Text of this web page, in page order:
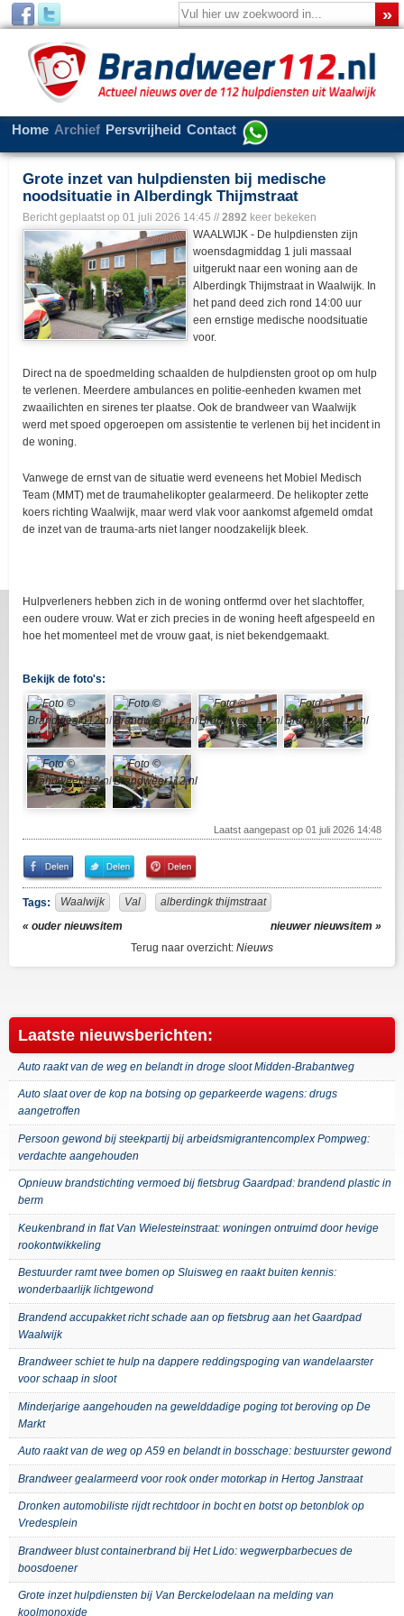
Home Archief Persvrijheid Contact
Grote inzet van hulpdiensten bij medische
noodsituatie in Alberdingk Thijmstraat
Bericht geplaatst op 01 juli 2026 14:45 // 2892 keer bekeken
WAALWIJK - De hulpdiensten zijn
woensdagmiddag 1 juli massaal
uitgerukt naar een woning aan de
Alberdingk Thijmstraat in Waalwijk. In
het pand deed zich rond 14:00 uur
een ernstige medische noodsituatie
voor.
Direct na de spoedmelding schaalden de hulpdiensten groot op om hulp
te verlenen. Meerdere ambulances en politie-eenheden kwamen met
zwaailichten en sirenes ter plaatse. Ook de brandweer van Waalwijk
werd met spoed opgeroepen om assistentie te verlenen bij het incident in
de woning.
Vanwege de ernst van de situatie werd eveneens het Mobiel Medisch
Team (MMT) met de traumahelikopter gealarmeerd. De helikopter zette
koers richting Waalwijk, maar werd vlak voor aankomst afgemeld omdat
de inzet van de trauma-arts niet langer noodzakelijk bleek.
Hulpverleners hebben zich in de woning ontfermd over het slachtoffer,
een oudere vrouw. Wat er zich precies in de woning heeft afgespeeld en
hoe het momenteel met de vrouw gaat, is niet bekendgemaakt.
Bekijk de foto's:
Laatst aangepast op 01 juli 2026 14:48
Share
on
Facebook
Share
on
Twitter
Pin
It!
Tags: Waalwijk Val
alberdingk thijmstraat
« ouder nieuwsitem
nieuwer nieuwsitem »
Terug naar overzicht: Nieuws
Laatste nieuwsberichten:
Auto raakt van de weg en belandt in droge sloot Midden-Brabantweg
Auto slaat over de kop na botsing op geparkeerde wagens: drugs
aangetroffen
Persoon gewond bij steekpartij bij arbeidsmigrantencomplex Pompweg:
verdachte aangehouden
Opnieuw brandstichting vermoed bij fietsbrug Gaardpad: brandend plastic in
berm
Keukenbrand in flat Van Wielesteinstraat: woningen ontruimd door hevige
rookontwikkeling
Bestuurder ramt twee bomen op Sluisweg en raakt buiten kennis:
wonderbaarlijk lichtgewond
Brandend accupakket richt schade aan op fietsbrug aan het Gaardpad
Waalwijk
Brandweer schiet te hulp na dappere reddingspoging van wandelaarster
voor schaap in sloot
Minderjarige aangehouden na gewelddadige poging tot beroving op De
Markt
Auto raakt van de weg op A59 en belandt in bosschage: bestuurster gewond
Brandweer gealarmeerd voor rook onder motorkap in Hertog Janstraat
Dronken automobiliste rijdt rechtdoor in bocht en botst op betonblok op
Vredesplein
Brandweer blust containerbrand bij Het Lido: wegwerpbarbecues de
boosdoener
Grote inzet hulpdiensten bij Van Berckelodelaan na melding van
koolmonoxide